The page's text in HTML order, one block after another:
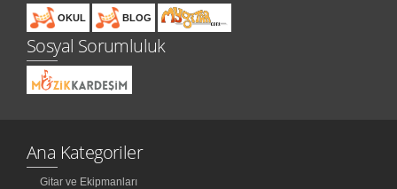
OKUL BLOG
Sosyal Sorumluluk
Ana Kategoriler
Gitar ve Ekipmanları